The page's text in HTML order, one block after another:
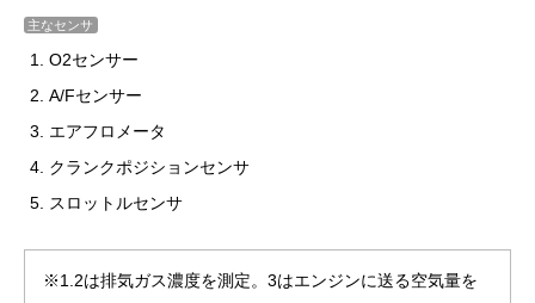
主なセンサ
O2センサー
A/Fセンサー
エアフロメータ
クランクポジションセンサ
スロットルセンサ
※1.2は排気ガス濃度を測定。3はエンジンに送る空気量を